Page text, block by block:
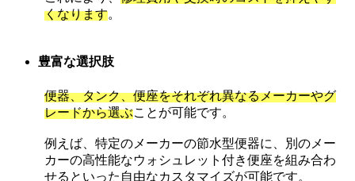
くなります。
豊富な選択肢
便器、タンク、便座をそれぞれ異なるメーカーやグ
レードから選ぶことが可能です。
例えば、特定のメーカーの節水型便器に、別のメー
カーの高性能なウォシュレット付き便座を組み合わ
せるといった自由なカスタマイズが可能です。